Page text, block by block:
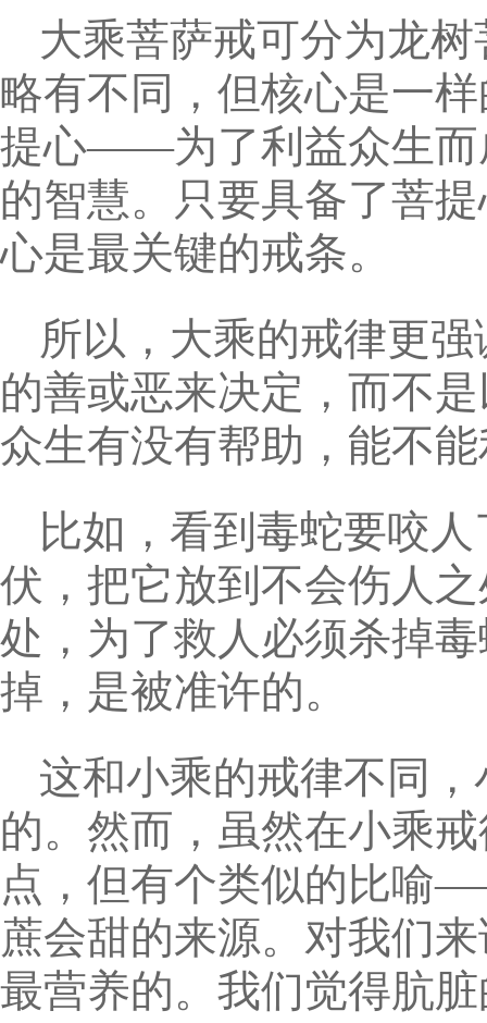
大乘菩萨戒可分为龙
略有不同，但核心是一
提心——为了利益众生而
的智慧。只要具备了菩
心是最关键的戒条。
所以，大乘的戒律更
的善或恶来决定，而不
众生有没有帮助，能不
比如，看到毒蛇要咬
伏，把它放到不会伤人
处，为了救人必须杀掉
掉，是被准许的。
这和小乘的戒律不同
的。然而，虽然在小乘
点，但有个类似的比喻
蔗会甜的来源。对我们
最营养的。我们觉得肮